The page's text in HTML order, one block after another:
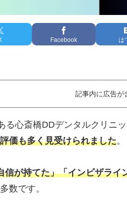
Facebook は
記事内に広告が
る心斎橋DDデンタルクリニ
価も多く見受けられました。
信が持てた」「インビザライ
数です。